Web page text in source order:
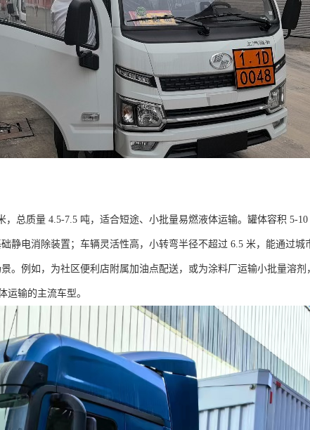
总质量 4.5-7.5 吨，适合短途、小批量易燃液体运输。罐体容积 5-
静电消除装置；车辆灵活性高，小转弯半径不超过 6.5 米，能通过
。例如，为社区便利店附属加油点配送，或为涂料厂运输小批量溶
运输的主流车型。​